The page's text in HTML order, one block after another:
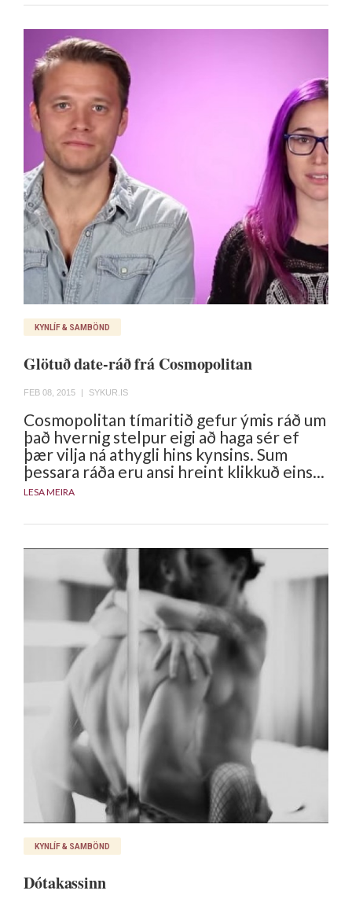
KYNLÍF & SAMBÖND
Glötuð date-ráð frá Cosmopolitan
FEB 08, 2015 | SYKUR.IS
Cosmopolitan tímaritið gefur ýmis ráð um
það hvernig stelpur eigi að haga sér ef
þær vilja ná athygli hins kynsins. Sum
þessara ráða eru ansi hreint klikkuð eins...
LESA MEIRA
KYNLÍF & SAMBÖND
Dótakassinn